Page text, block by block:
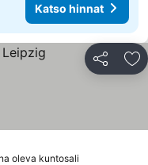
Katso hinnat
Jaa
oleva kuntosali